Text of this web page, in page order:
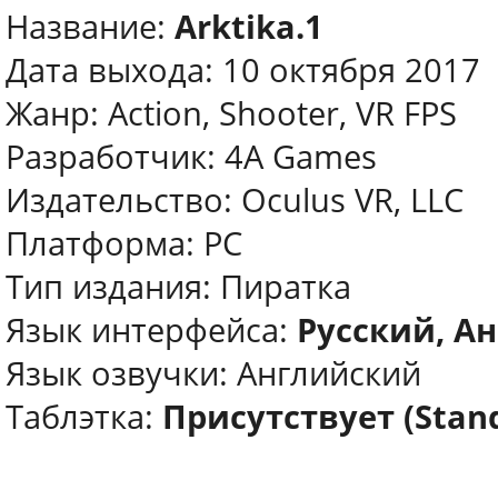
Название: Arktika.1
Дата выхода: 10 октября 2017
Жанр: Action, Shooter, VR FPS
Разработчик: 4A Games
Издательство: Oculus VR, LLC
Платформа: PC
Тип издания: Пиратка
Язык интерфейса: Русский,
Язык озвучки: Английский
Таблэтка: Присутствует